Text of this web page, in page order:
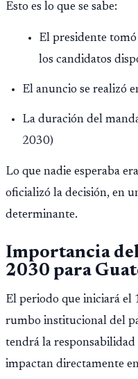
Esto es lo que se sabe:
El presidente
los candidatos
El anuncio se realizó
La duración del
2030)
Lo que nadie esperaba
oficializó la decisión, en
determinante.
Importancia
2030 para
El periodo que iniciará el
rumbo institucional del
tendrá la
impactan directamente